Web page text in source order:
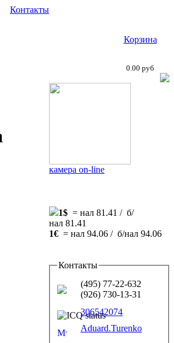
Контакты
Корзина
0.00 руб
камера on-line
1$ = нал 81.41 / б/
нал 81.41
1€ = нал 94.06 / б/нал 94.06
Контакты
(495) 77-22-632
(926) 730-13-31
306542074
Aduard.Turenko